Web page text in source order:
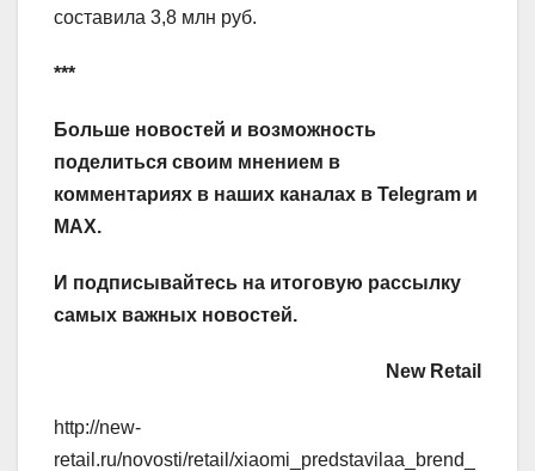
составила 3,8 млн руб.
***
Больше новостей и возможность
поделиться своим мнением в
комментариях в наших каналах в Telegram и
MAX.
И подписывайтесь на итоговую рассылку
самых важных новостей.
New Retail
http://new-
retail.ru/novosti/retail/xiaomi_predstavilaa_brend_